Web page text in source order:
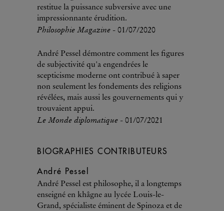
restitue la puissance subversive avec une
impressionnante érudition.
Philosophie Magazine - 01/07/2020
André Pessel démontre comment les figures
de subjectivité qu'a engendrées le
scepticisme moderne ont contribué à saper
non seulement les fondements des religions
révélées, mais aussi les gouvernements qui y
trouvaient appui.
Le Monde diplomatique - 01/07/2021
BIOGRAPHIES CONTRIBUTEURS
André Pessel
André Pessel est philosophe, il a longtemps
enseigné en khâgne au lycée Louis-le-
Grand, spécialiste éminent de Spinoza et de